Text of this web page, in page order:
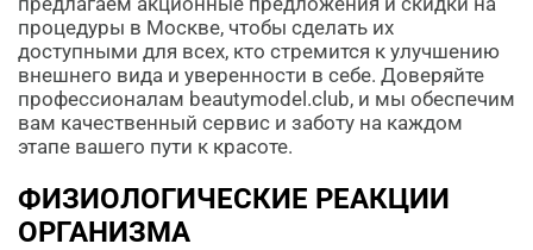
процедуры в Москве, чтобы сделать их
доступными для всех, кто стремится к улучшению
внешнего вида и уверенности в себе. Доверяйте
профессионалам beautymodel.club, и мы обеспечим
вам качественный сервис и заботу на каждом
этапе вашего пути к красоте.
ФИЗИОЛОГИЧЕСКИЕ РЕАКЦИИ
ОРГАНИЗМА